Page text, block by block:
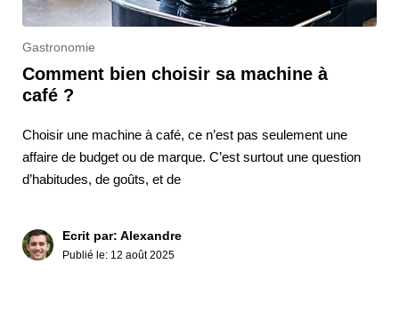
Gastronomie
Comment bien choisir sa machine à
café ?
Choisir une machine à café, ce n’est pas seulement une
affaire de budget ou de marque. C’est surtout une question
d’habitudes, de goûts, et de
Ecrit par: Alexandre
Publié le: 12 août 2025